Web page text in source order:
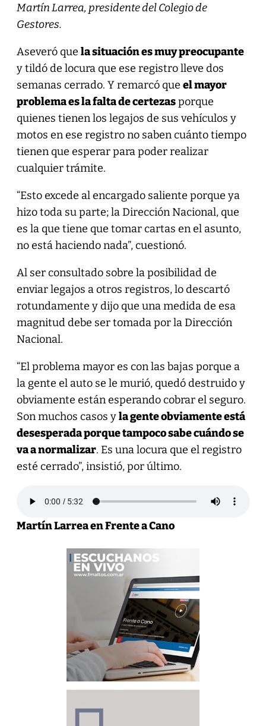
Martín Larrea, presidente del Colegio de
Gestores.
Aseveró que la situación es muy preocupante
y tildó de locura que ese registro lleve dos
semanas cerrado. Y remarcó que el mayor
problema es la falta de certezasporque
quienes tienen los legajos de sus vehículos y
motos en ese registro no saben cuánto tiempo
tienen que esperar para poder realizar
cualquier trámite.
“Esto excede al encargado saliente porque ya
hizo toda su parte; la Dirección Nacional, que
es la que tiene que tomar cartas en el asunto,
no está haciendo nada”, cuestionó.
Al ser consultado sobre la posibilidad de
enviar legajos a otros registros, lo descartó
rotundamente y dijo que una medida de esa
magnitud debe ser tomada por la Dirección
Nacional.
“El problema mayor es con las bajas porque a
la gente el auto se le murió, quedó destruido y
obviamente están esperando cobrar el seguro.
Son muchos casos yla gente obviamente está
desesperada porque tampoco sabe cuándo se
va a normalizar. Es una locura que el registro
esté cerrado”, insistió, por último.
Martín Larrea en Frente a Cano